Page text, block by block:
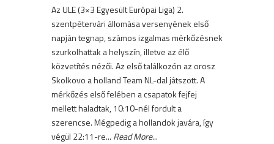
Az ULE (3×3 Egyesült Európai Liga) 2.
szentpétervári állomása versenyének első
napján tegnap, számos izgalmas mérkőzésnek
szurkolhattak a helyszín, illetve az élő
közvetítés nézői. Az első találkozón az orosz
Skolkovo a holland Team NL-dal játszott. A
mérkőzés első felében a csapatok fejfej
mellett haladtak, 10:10-nél fordult a
szerencse. Mégpedig a hollandok javára, így
végül 22:11-re... Read More...